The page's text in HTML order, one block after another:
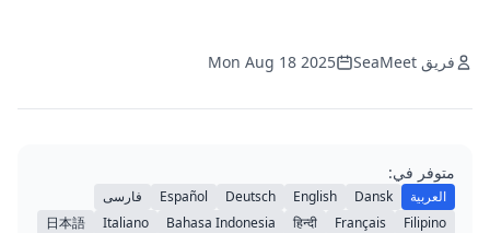
فريق SeaMeet Mon Aug 18 2025
متوفر في:
العربية Dansk
English
Deutsch
Español
فارسی
Filipino
Français
हिन्दी
Bahasa Indonesia
Italiano
日本語